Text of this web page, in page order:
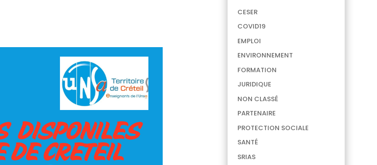
CESER
COVID19
EMPLOI
ENVIRONNEMENT
FORMATION
JURIDIQUE
NON CLASSÉ
PARTENAIRE
PROTECTION SOCIALE
SANTÉ
SRIAS